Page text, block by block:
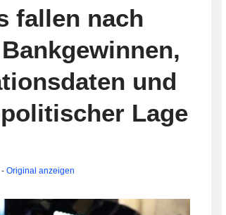
fallen nach
und
Lage
Original anzeigen